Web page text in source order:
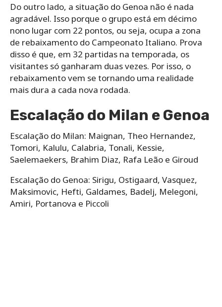
Do outro lado, a situação do Genoa não é nada
agradável. Isso porque o grupo está em décimo
nono lugar com 22 pontos, ou seja, ocupa a zona
de rebaixamento do Campeonato Italiano. Prova
disso é que, em 32 partidas na temporada, os
visitantes só ganharam duas vezes. Por isso, o
rebaixamento vem se tornando uma realidade
mais dura a cada nova rodada.
Escalação do Milan e Genoa
Escalação do Milan: Maignan, Theo Hernandez,
Tomori, Kalulu, Calabria, Tonali, Kessie,
Saelemaekers, Brahim Diaz, Rafa Leão e Giroud
Escalação do Genoa: Sirigu, Ostigaard, Vasquez,
Maksimovic, Hefti, Galdames, Badelj, Melegoni,
Amiri, Portanova e Piccoli